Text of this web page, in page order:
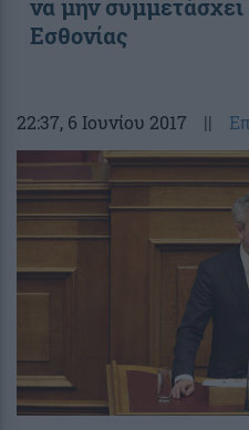
να μην συμμετάσχει
Εσθονίας
22:37, 6 Ιουνίου 2017 ||